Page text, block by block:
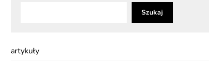
Szukaj
artykuły